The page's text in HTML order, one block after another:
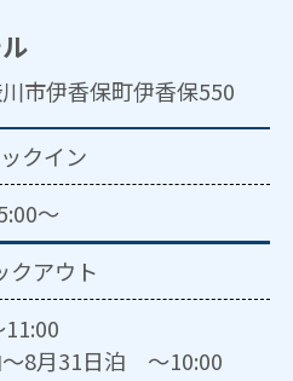
市伊香保町伊香保550
クイン
～
クアウト
11:00
8月31日泊 ～10:00